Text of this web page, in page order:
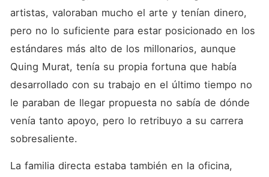
artistas, valoraban mucho el arte y tenían dinero,
pero no lo suficiente para estar posicionado en los
estándares más alto de los millonarios, aunque
Quing Murat, tenía su propia fortuna que había
desarrollado con su trabajo en el último tiempo no
le paraban de llegar propuesta no sabía de dónde
venía tanto apoyo, pero lo retribuyo a su carrera
sobresaliente.
La familia directa estaba también en la oficina,